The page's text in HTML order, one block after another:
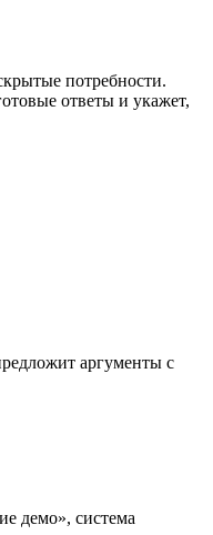
потребности.
ответы и укажет,
аргументы с
демо», система